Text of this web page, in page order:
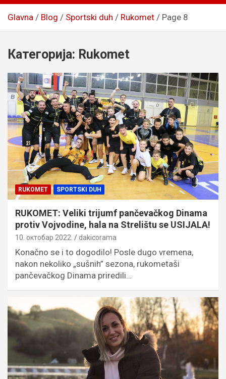
Glavna Blog Sportski duh Rukomet Page 8
Категорија: Rukomet
RUKOMET SPORTSKI DUH
RUKOMET: Veliki trijumf pančevačkog Dinama
protiv Vojvodine, hala na Strelištu se USIJALA!
10. октобар 2022. dakicorama
Konačno se i to dogodilo! Posle dugo vremena,
nakon nekoliko „sušnih” sezona, rukometaši
pančevačkog Dinama priredili…